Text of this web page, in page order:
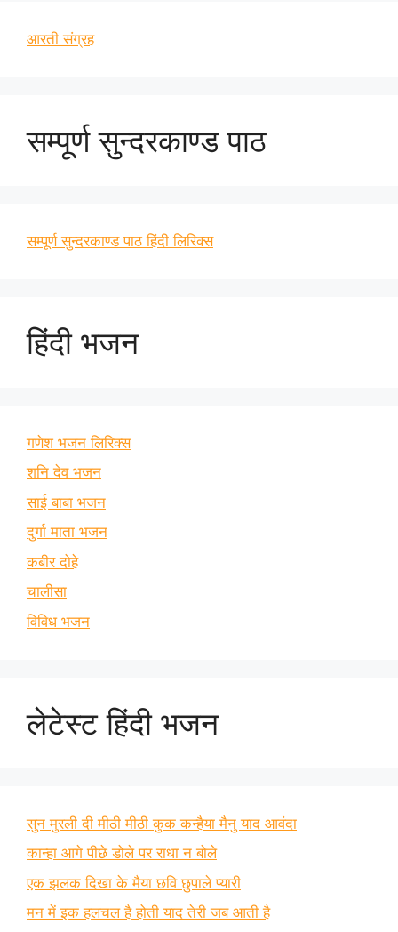
आरती संग्रह
सम्पूर्ण सुन्दरकाण्ड पाठ
सम्पूर्ण सुन्दरकाण्ड पाठ हिंदी लिरिक्स
हिंदी भजन
गणेश भजन लिरिक्स
शनि देव भजन
साई बाबा भजन
दुर्गा माता भजन
कबीर दोहे
चालीसा
विविध भजन
लेटेस्ट हिंदी भजन
सुन मुरली दी मीठी मीठी कुक कन्हैया मैनु याद आवंदा
कान्हा आगे पीछे डोले पर राधा न बोले
एक झलक दिखा के मैया छवि छुपाले प्यारी
मन में इक हलचल है होती याद तेरी जब आती है